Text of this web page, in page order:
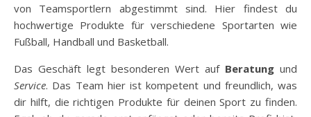
von Teamsportlern abgestimmt sind. Hier findest du
hochwertige Produkte für verschiedene Sportarten wie
Fußball, Handball und Basketball.
Das Geschäft legt besonderen Wert auf Beratung und
Service. Das Team hier ist kompetent und freundlich, was
dir hilft, die richtigen Produkte für deinen Sport zu finden.